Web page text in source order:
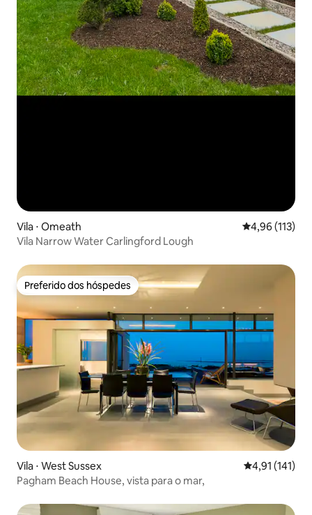
Vila ⋅ Omeath 4,96 de uma
4,96 (113)
Vila Narrow Water Carlingford Lough
Preferido dos hóspedes
Preferido dos hóspedes
Vila ⋅ West Sussex 4,91 de uma
4,91 (141)
Pagham Beach House, vista para o mar,